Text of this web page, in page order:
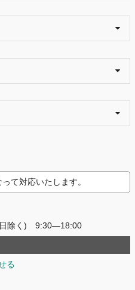
て対応いたします。
日除く) 9:30―18:00
る